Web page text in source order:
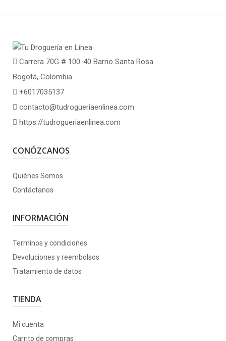
Carrera 70G # 100-40 Barrio Santa Rosa
Bogotá, Colombia
+6017035137
contacto@tudrogueriaenlinea.com
https://tudrogueriaenlinea.com
CONÓZCANOS
Quiénes Somos
Contáctanos
INFORMACIÓN
Terminos y condiciones
Devoluciones y reembolsos
Tratamiento de datos
TIENDA
Mi cuenta
Carrito de compras